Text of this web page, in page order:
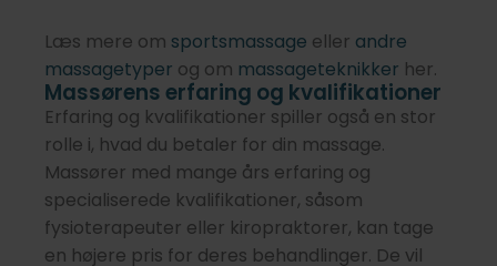
Læs mere om sportsmassage eller andre
massagetyper og om massageteknikker her.
Massørens erfaring og kvalifikationer
Erfaring og kvalifikationer spiller også en stor
rolle i, hvad du betaler for din massage.
Massører med mange års erfaring og
specialiserede kvalifikationer, såsom
fysioterapeuter eller kiropraktorer, kan tage
en højere pris for deres behandlinger. De vil